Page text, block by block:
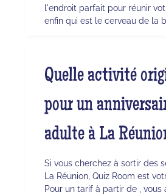
l'endroit parfait pour réunir
enfin qui est le cerveau de la
Quelle activité
pour un
adulte à La
Si vous cherchez à sortir des
La Réunion, Quiz Room est
Pour un tarif à partir de , vous